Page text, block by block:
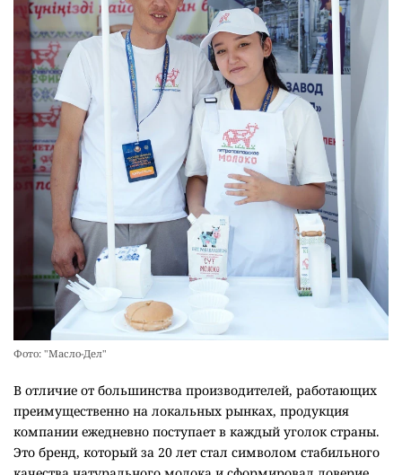
Фото: "Масло-Дел"
В отличие от большинства производителей, работающих
преимущественно на локальных рынках, продукция
компании ежедневно поступает в каждый уголок страны.
Это бренд, который за 20 лет стал символом стабильного